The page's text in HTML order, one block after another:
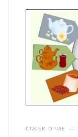
СТАТЬИ О ЧАЕ —